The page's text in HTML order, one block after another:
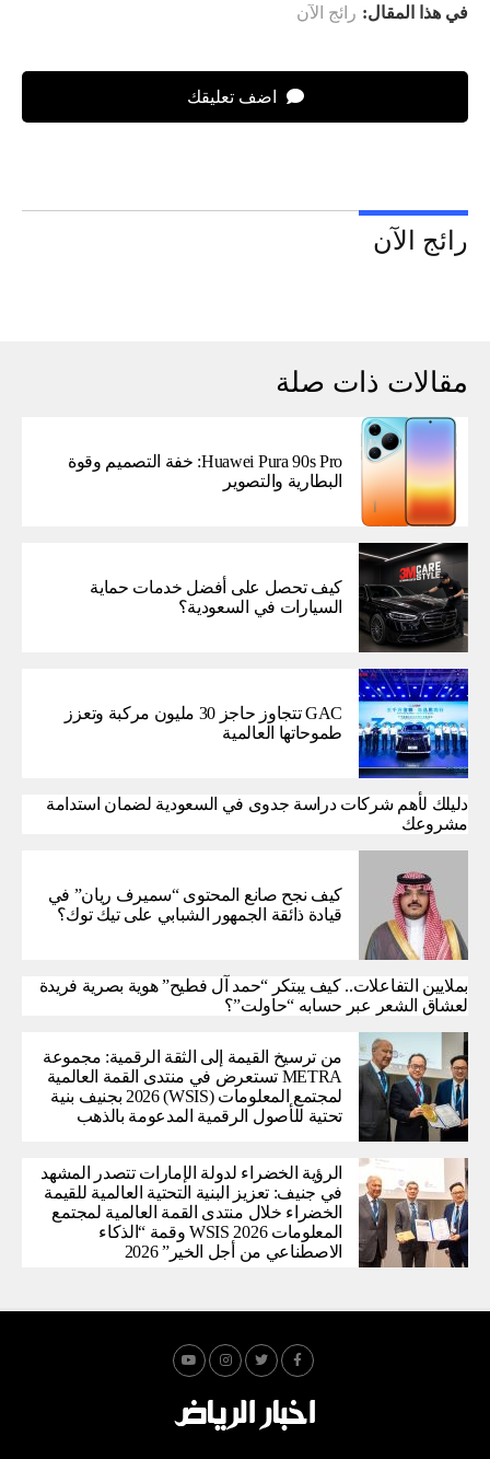
في هذا المقال: رائج الآن
اضف تعليقك
رائج الآن
مقالات ذات صلة
Huawei Pura 90s Pro: خفة التصميم وقوة
البطارية والتصوير
كيف تحصل على أفضل خدمات حماية
السيارات في السعودية؟
GAC تتجاوز حاجز 30 مليون مركبة وتعزز
طموحاتها العالمية
دليلك لأهم شركات دراسة جدوى في السعودية لضمان استدامة
مشروعك
كيف نجح صانع المحتوى “سميرف ريان” في
قيادة ذائقة الجمهور الشبابي على تيك توك؟
بملايين التفاعلات.. كيف يبتكر “حمد آل فطيح” هوية بصرية فريدة
لعشاق الشعر عبر حسابه “حاولت”؟
من ترسيخ القيمة إلى الثقة الرقمية: مجموعة
METRA تستعرض في منتدى القمة العالمية
لمجتمع المعلومات (WSIS) 2026 بجنيف بنية
تحتية للأصول الرقمية المدعومة بالذهب
الرؤية الخضراء لدولة الإمارات تتصدر المشهد
في جنيف: تعزيز البنية التحتية العالمية للقيمة
الخضراء خلال منتدى القمة العالمية لمجتمع
المعلومات WSIS 2026 وقمة “الذكاء
الاصطناعي من أجل الخير” 2026